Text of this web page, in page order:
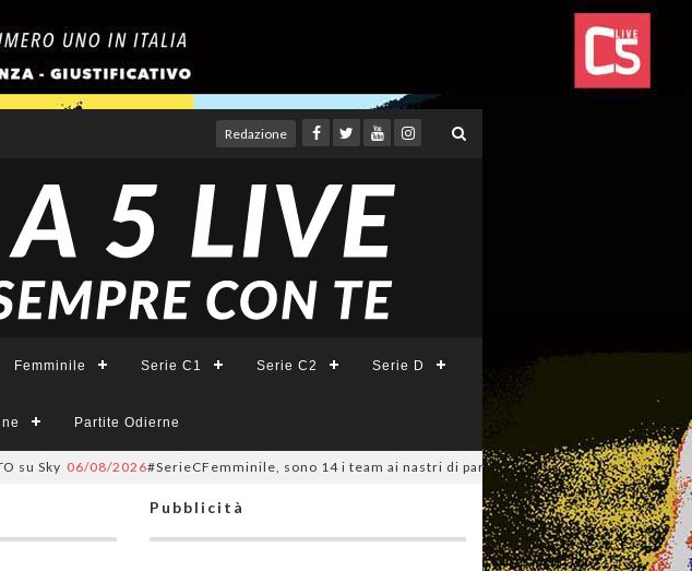
Redazione
Femminile Serie C1 Serie C2 Serie D
Partite Odierne
06/08/2026#SerieCFemminile, sono 14 i team ai nastri di partenza: l'elenco delle partecipanti
Pubblicità